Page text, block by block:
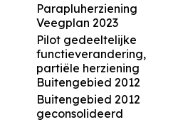
Parapluherziening
Veegplan 2023
Pilot gedeeltelijke
functieverandering,
partiële herziening
Buitengebied 2012
Buitengebied 2012
geconsolideerd